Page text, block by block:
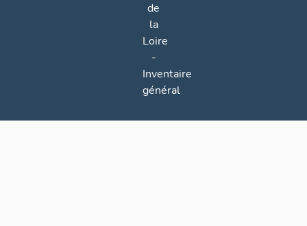
de
la
Loire
-
Inventaire
général